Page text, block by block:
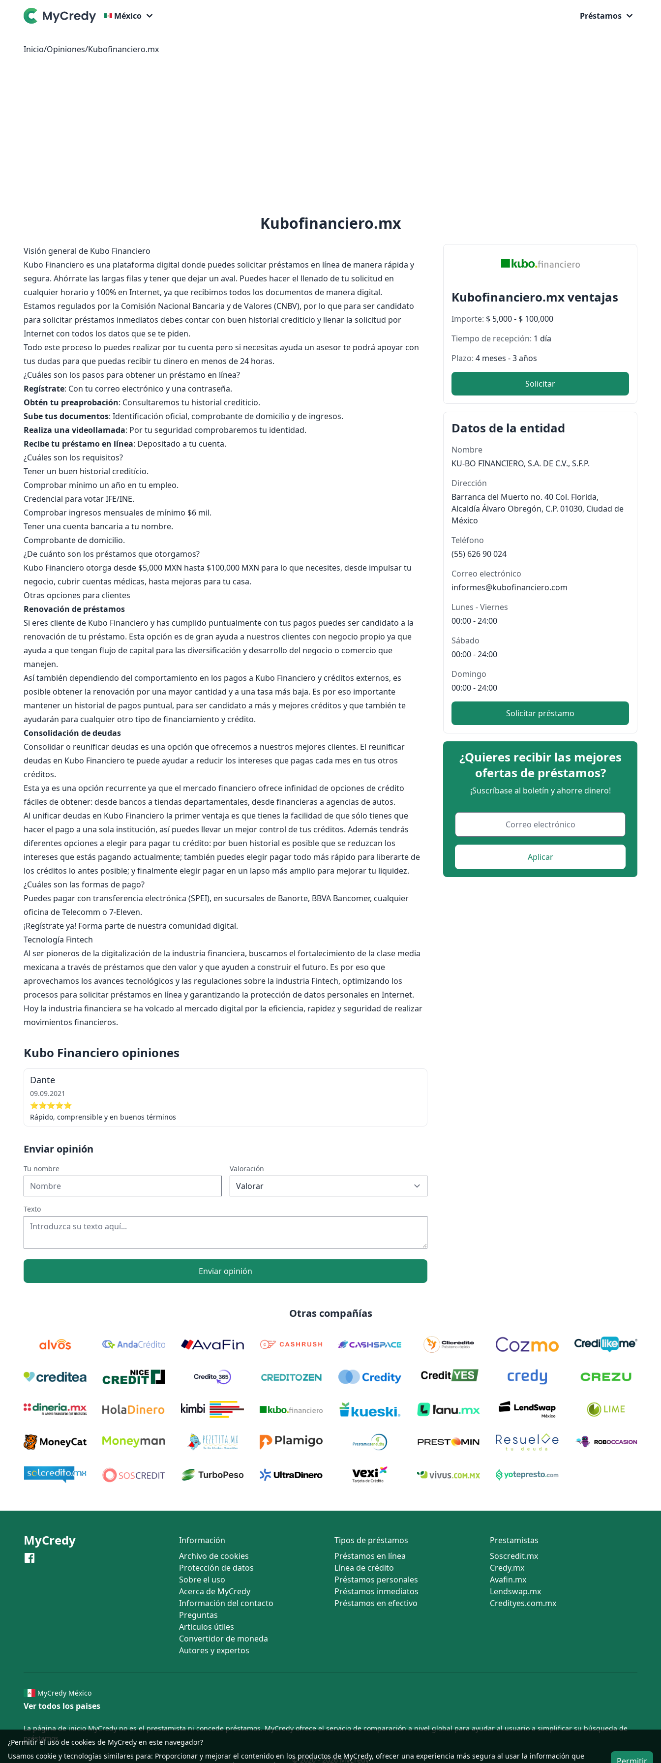
México Préstamos
Inicio/Opiniones/Kubofinanciero.mx
Kubofinanciero.mx
Kubofinanciero.mx ventajas
Importe: $ 5,000 - $ 100,000
Tiempo de recepción: 1 día
Plazo:4 meses - 3 años
Solicitar
Datos de la entidad
Nombre
KU-BO FINANCIERO, S.A. DE C.V., S.F.P.
Dirección
Barranca del Muerto no. 40 Col. Florida,
Alcaldía Álvaro Obregón, C.P. 01030, Ciudad de
México
Teléfono
(55) 626 90 024
Correo electrónico
informes@kubofinanciero.com
Lunes - Viernes
00:00 - 24:00
Sábado
00:00 - 24:00
Domingo
00:00 - 24:00
Solicitar préstamo
¿Quieres recibir las mejores
ofertas de préstamos?
¡Suscríbase al boletín y ahorre dinero!
Aplicar
Visión general de Kubo Financiero
Kubo Financiero es una plataforma digital donde puedes solicitar préstamos en línea de manera rápida y
segura. Ahórrate las largas filas y tener que dejar un aval. Puedes hacer el llenado de tu solicitud en
cualquier horario y 100% en Internet, ya que recibimos todos los documentos de manera digital.
Estamos regulados por la Comisión Nacional Bancaria y de Valores (CNBV), por lo que para ser candidato
para solicitar préstamos inmediatos debes contar con buen historial crediticio y llenar la solicitud por
Internet con todos los datos que se te piden.
Todo este proceso lo puedes realizar por tu cuenta pero si necesitas ayuda un asesor te podrá apoyar con
tus dudas para que puedas recibir tu dinero en menos de 24 horas.
¿Cuáles son los pasos para obtener un préstamo en línea?
Regístrate: Con tu correo electrónico y una contraseña.
Obtén tu preaprobación: Consultaremos tu historial crediticio.
Sube tus documentos: Identificación oficial, comprobante de domicilio y de ingresos.
Realiza una videollamada: Por tu seguridad comprobaremos tu identidad.
Recibe tu préstamo en línea: Depositado a tu cuenta.
¿Cuáles son los requisitos?
Tener un buen historial creditício.
Comprobar mínimo un año en tu empleo.
Credencial para votar IFE/INE.
Comprobar ingresos mensuales de mínimo $6 mil.
Tener una cuenta bancaria a tu nombre.
Comprobante de domicilio.
¿De cuánto son los préstamos que otorgamos?
Kubo Financiero otorga desde $5,000 MXN hasta $100,000 MXN para lo que necesites, desde impulsar tu
negocio, cubrir cuentas médicas, hasta mejoras para tu casa.
Otras opciones para clientes
Renovación de préstamos
Si eres cliente de Kubo Financiero y has cumplido puntualmente con tus pagos puedes ser candidato a la
renovación de tu préstamo. Esta opción es de gran ayuda a nuestros clientes con negocio propio ya que
ayuda a que tengan flujo de capital para las diversificación y desarrollo del negocio o comercio que
manejen.
Así también dependiendo del comportamiento en los pagos a Kubo Financiero y créditos externos, es
posible obtener la renovación por una mayor cantidad y a una tasa más baja. Es por eso importante
mantener un historial de pagos puntual, para ser candidato a más y mejores créditos y que también te
ayudarán para cualquier otro tipo de financiamiento y crédito.
Consolidación de deudas
Consolidar o reunificar deudas es una opción que ofrecemos a nuestros mejores clientes. El reunificar
deudas en Kubo Financiero te puede ayudar a reducir los intereses que pagas cada mes en tus otros
créditos.
Esta ya es una opción recurrente ya que el mercado financiero ofrece infinidad de opciones de crédito
fáciles de obtener: desde bancos a tiendas departamentales, desde financieras a agencias de autos.
Al unificar deudas en Kubo Financiero la primer ventaja es que tienes la facilidad de que sólo tienes que
hacer el pago a una sola institución, así puedes llevar un mejor control de tus créditos. Además tendrás
diferentes opciones a elegir para pagar tu crédito: por buen historial es posible que se reduzcan los
intereses que estás pagando actualmente; también puedes elegir pagar todo más rápido para liberarte de
los créditos lo antes posible; y finalmente elegir pagar en un lapso más amplio para mejorar tu liquidez.
¿Cuáles son las formas de pago?
Puedes pagar con transferencia electrónica (SPEI), en sucursales de Banorte, BBVA Bancomer, cualquier
oficina de Telecomm o 7-Eleven.
¡Regístrate ya! Forma parte de nuestra comunidad digital.
Tecnología Fintech
Al ser pioneros de la digitalización de la industria financiera, buscamos el fortalecimiento de la clase media
mexicana a través de préstamos que den valor y que ayuden a construir el futuro. Es por eso que
aprovechamos los avances tecnológicos y las regulaciones sobre la industria Fintech, optimizando los
procesos para solicitar préstamos en línea y garantizando la protección de datos personales en Internet.
Hoy la industria financiera se ha volcado al mercado digital por la eficiencia, rapidez y seguridad de realizar
movimientos financieros.
Kubo Financiero opiniones
Dante
09.09.2021
⭐⭐⭐⭐⭐
Rápido, comprensible y en buenos términos
Enviar opinión
Tu nombre Valoración
Texto
Enviar opinión
Otras compañías
MyCredy
Información
Archivo de cookies
Protección de datos
Sobre el uso
Acerca de MyCredy
Información del contacto
Preguntas
Articulos útiles
Convertidor de moneda
Autores y expertos
Tipos de préstamos
Préstamos en línea
Línea de crédito
Préstamos personales
Préstamos inmediatos
Préstamos en efectivo
Prestamistas
Soscredit.mx
Credy.mx
Avafin.mx
Lendswap.mx
Credityes.com.mx
MyCredy México
Ver todos los paises
La página de inicio MyCredy no es el prestamista ni concede préstamos. MyCredy ofrece el servicio de comparación a nivel global para ayudar al usuario a simplificar su búsqueda de
préstamos.
© 2020 - 2026 MyCredy
¿Permitir el uso de cookies de MyCredy en este navegador?
Usamos cookie y tecnologías similares para: Proporcionar y mejorar el contenido en los productos de MyCredy, ofrecer una experiencia más segura al usar la información que